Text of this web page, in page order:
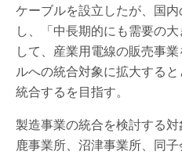
ケーブルを設立したが、国
し、「中長期的にも需要の
して、産業用電線の販売事
ルへの統合対象に拡大する
統合するを目指す。
製造事業の統合を検討する
鹿事業所、沼津事業所、同子